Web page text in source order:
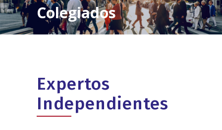
Colegiados
Expertos
Independientes